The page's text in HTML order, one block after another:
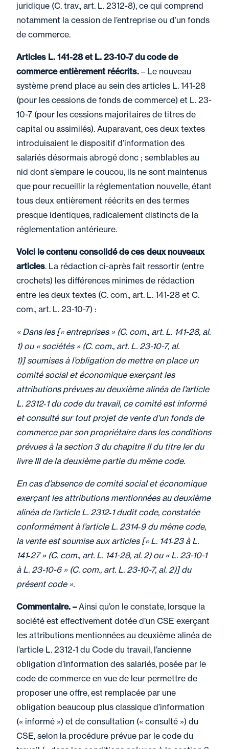
juridique (C. trav., art. L. 2312-8), ce qui comprend
notamment la cession de l’entreprise ou d’un fonds
de commerce.
Articles L. 141-28 et L. 23-10-7 du code de
commerce entièrement réécrits. – Le nouveau
système prend place au sein des articles L. 141-28
(pour les cessions de fonds de commerce) et L. 23-
10-7 (pour les cessions majoritaires de titres de
capital ou assimilés). Auparavant, ces deux textes
introduisaient le dispositif d’information des
salariés désormais abrogé donc ; semblables au
nid dont s’empare le coucou, ils ne sont maintenus
que pour recueillir la réglementation nouvelle, étant
tous deux entièrement réécrits en des termes
presque identiques, radicalement distincts de la
réglementation antérieure.
Voici le contenu consolidé de ces deux nouveaux
articles. La rédaction ci-après fait ressortir (entre
crochets) les différences minimes de rédaction
entre les deux textes (C. com., art. L. 141-28 et C.
com., art. L. 23-10-7) :
« Dans les [« entreprises » (C. com., art. L. 141-28, al.
1) ou « sociétés » (C. com., art. L. 23-10-7, al.
1)] soumises à l’obligation de mettre en place un
comité social et économique exerçant les
attributions prévues au deuxième alinéa de l’article
L. 2312‑1 du code du travail, ce comité est informé
et consulté sur tout projet de vente d’un fonds de
commerce par son propriétaire dans les conditions
prévues à la section 3 du chapitre II du titre Ier du
livre III de la deuxième partie du même code.
En cas d’absence de comité social et économique
exerçant les attributions mentionnées au deuxième
alinéa de l’article L. 2312‑1 dudit code, constatée
conformément à l’article L. 2314‑9 du même code,
la vente est soumise aux articles [« L. 141‑23 à L.
141‑27 » (C. com., art. L. 141-28, al. 2) ou « L. 23-10-1
à L. 23-10-6 » (C. com., art. L. 23-10-7, al. 2)] du
présent code ».
Commentaire. –Ainsi qu’on le constate, lorsque la
société est effectivement dotée d’un CSE exerçant
les attributions mentionnées au deuxième alinéa de
l’article L. 2312-1 du Code du travail, l’ancienne
obligation d’information des salariés, posée par le
code de commerce en vue de leur permettre de
proposer une offre, est remplacée par une
obligation beaucoup plus classique d’information
(« informé ») et de consultation (« consulté ») du
CSE, selon la procédure prévue par le code du